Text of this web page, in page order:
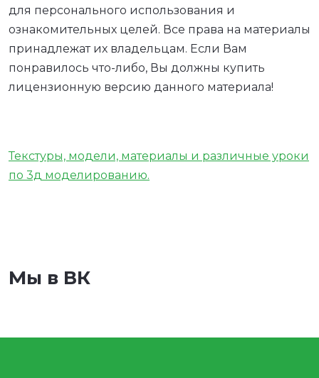
для персонального использования и
ознакомительных целей. Все права на материалы
принадлежат их владельцам. Если Вам
понравилось что-либо, Вы должны купить
лицензионную версию данного материала!
Текстуры, модели, материалы и различные уроки
по 3д моделированию.
Мы в ВК